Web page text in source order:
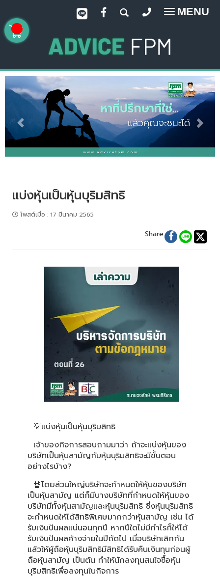
Toggle
MENU
แบ่งหุ้นเป็นหุ้นบุริมสิทธิ
โพสต์เมื่อ : 17 มีนาคม 2565
Share
💡แบ่งหุ้นเป็นหุ้นบุริมสิทธิ
เจ้าของกิจการสอบถามมาว่า ถ้าจะแบ่งหุ้นของ
บริษัทเป็นหุ้นสามัญกับหุ้นบุริมสิทธิจะมีขั้นตอน
อย่างไรบ้าง?
🔏โดยส่วนใหญ่บริษัทจะกำหนดให้หุ้นของบริษัท
เป็นหุ้นสามัญ แต่ก็มีบางบริษัทที่กำหนดให้หุ้นของ
บริษัทมีทั้งหุ้นสามัญและหุ้นบุริมสิทธิ ซึ่งหุ้นบุริมสิทธิ
จะกำหนดให้ได้สิทธิพิเศษมากกว่าหุ้นสามัญ เช่น ได้
รับเงินปันผลแน่นอนทุกปี หากปีใดไม่มีกำไรก็ให้ได้
รับเงินปันผลค้างจ่ายในปีถัดไป เมื่อบริษัทเลิกกัน
แล้วให้ผู้ถือหุ้นบุริมสิทธิมีสิทธิได้รับคืนเงินทุนก่อนผู้
ถือหุ้นสามัญ เป็นต้น ทำให้นักลงทุนสนใจซื้อหุ้น
บุริมสิทธิเพื่อลงทุนในกิจการ